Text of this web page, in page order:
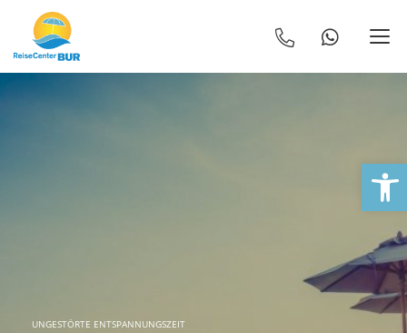
UNGESTÖRTE ENTSPANNUNGSZEIT